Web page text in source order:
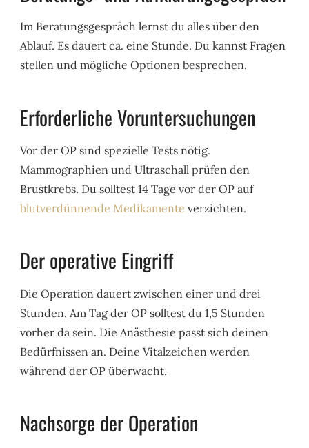
Im Beratungsgespräch lernst du alles über den
Ablauf. Es dauert ca. eine Stunde. Du kannst Fragen
stellen und mögliche Optionen besprechen.
Erforderliche Voruntersuchungen
Vor der OP sind spezielle Tests nötig.
Mammographien und Ultraschall prüfen den
Brustkrebs. Du solltest 14 Tage vor der OP auf
blutverdünnende Medikamente verzichten.
Der operative Eingriff
Die Operation dauert zwischen einer und drei
Stunden. Am Tag der OP solltest du 1,5 Stunden
vorher da sein. Die Anästhesie passt sich deinen
Bedürfnissen an. Deine Vitalzeichen werden
während der OP überwacht.
Nachsorge der Operation